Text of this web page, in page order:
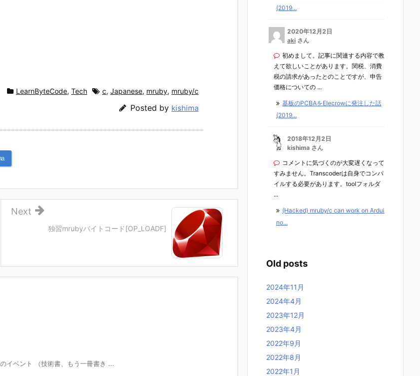
LearnByteCode, Tech c, Japanese, mruby, mruby/c
Posted by kishima
独習mrubyバイトコード[OP_LOADF]
Next
イベント （技術書、もう一冊書き ...
(2019...
2020年12月2日
aki さん
初めまして。記事に関連する内容で教
えて欲しいことがあります。関税、消費
税の請求があったとのことですが、申告
価格についての ...
基板のPCBAをElecrowに発注した話
(2019...
2018年12月2日
kishima さん
コメントに気づくのが大変遅くなって
すみません。Transcoderは自身でコンパ
イルする必要があります。toolフォルダ
...
(Hacked) mruby/c can work on Ardui
no...
Old posts
2024年11月
2024年4月
2023年12月
2023年4月
2022年9月
2022年8月
2022年1月